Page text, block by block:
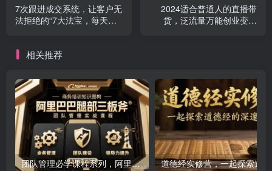
7次跟进成交系统，让客户无
法拒绝的“7大法宝，每天轻
2024适合普通人的直播带
货，泛流量万能创业变现
相关推荐
团队管理必学课程系列，阿里巴巴“腿部三板斧”